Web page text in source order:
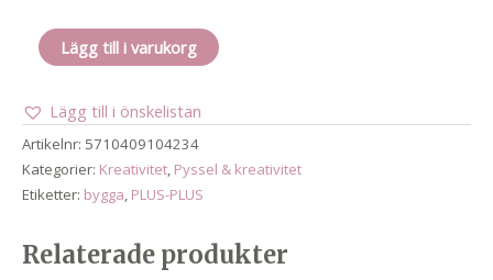
Plus-
plus
mix
/
240
pcs
tube
mängd
Lägg till i varukorg
Lägg till i önskelistan
Artikelnr: 5710409104234
Kategorier: Kreativitet, Pyssel & kreativitet
Etiketter: bygga, PLUS-PLUS
Relaterade produkter